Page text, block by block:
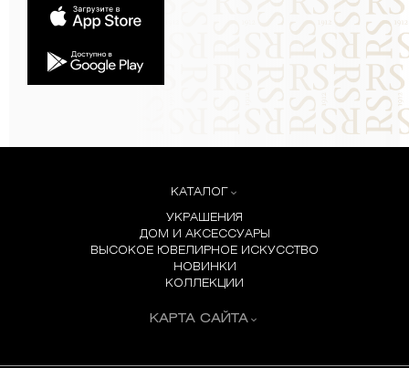
КАТАЛОГ
УКРАШЕНИЯ
ДОМ И АКСЕССУАРЫ
ВЫСОКОЕ ЮВЕЛИРНОЕ ИСКУССТВО
НОВИНКИ
КОЛЛЕКЦИИ
КАРТА САЙТА